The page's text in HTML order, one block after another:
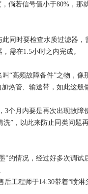
若信号值小于80%，那
时要检查水质过滤器，
需在1.5小时之内完成。
“高频故障备件”之物，像
热管、输送带，如此这般
个月内要是再次出现故障
”，以此来防止同类问题再
的情况，经过好多次调试
工程师于14:30带着“喷